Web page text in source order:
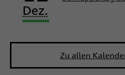
Dez.
Zu allen